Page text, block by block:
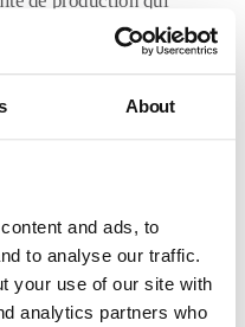
About
and ads, to
to analyse our traffic.
your use of our site with
analytics partners who